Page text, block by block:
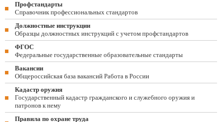
Профстандарты
Справочник профессиональных стандартов
Должностные инструкции
Образцы должностных инструкций с учетом профстандартов
ФГОС
Федеральные государственные образовательные стандарты
Вакансии
Общероссийская база вакансий Работа в России
Кадастр оружия
Государственный кадастр гражданского и служебного оружия и
патронов к нему
Правила по охране труда